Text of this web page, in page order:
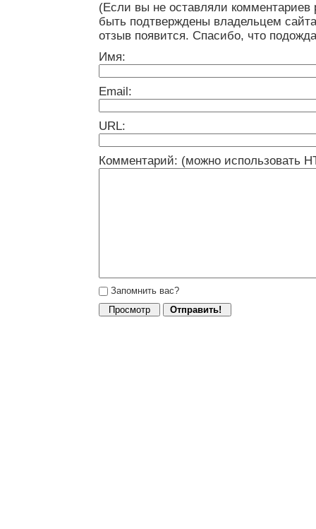
(Если вы не оставляли
быть подтверждены владельцем
отзыв появится. Спасибо, что
Имя:
Email:
URL:
Комментарий: (можно использовать
Запомнить вас?